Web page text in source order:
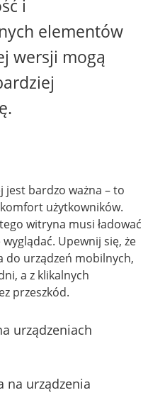
i
elementów
wersji mogą
bardzo ważna – to
użytkowników.
witryna musi ładować
Upewnij się, że
do urządzeń mobilnych,
a z klikalnych
przeszkód.
urządzeniach
na urządzenia